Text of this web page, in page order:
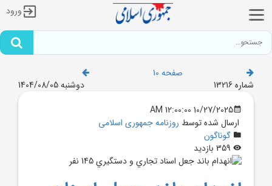
ورود
صفحه 10
شماره 13216
دوشنبه 1404/08/05
10/27/2025 12:00:00 AM
ارسال شده توسط روزنامه جمهوری اسلامی
گوناگون